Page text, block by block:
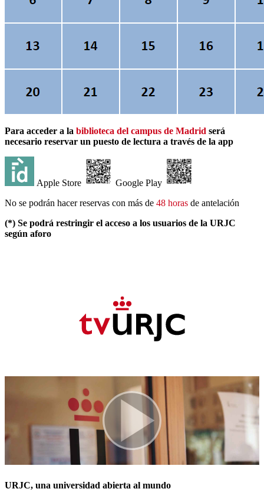
Para acceder a la biblioteca del campus de Madrid será
necesario reservar un puesto de lectura a través de la app
Apple Store
Google Play
No se podrán hacer reservas con más de 48 horas de antelación
(*) Se podrá restringir el acceso a los usuarios de la URJC
según aforo
URJC, una universidad abierta al mundo